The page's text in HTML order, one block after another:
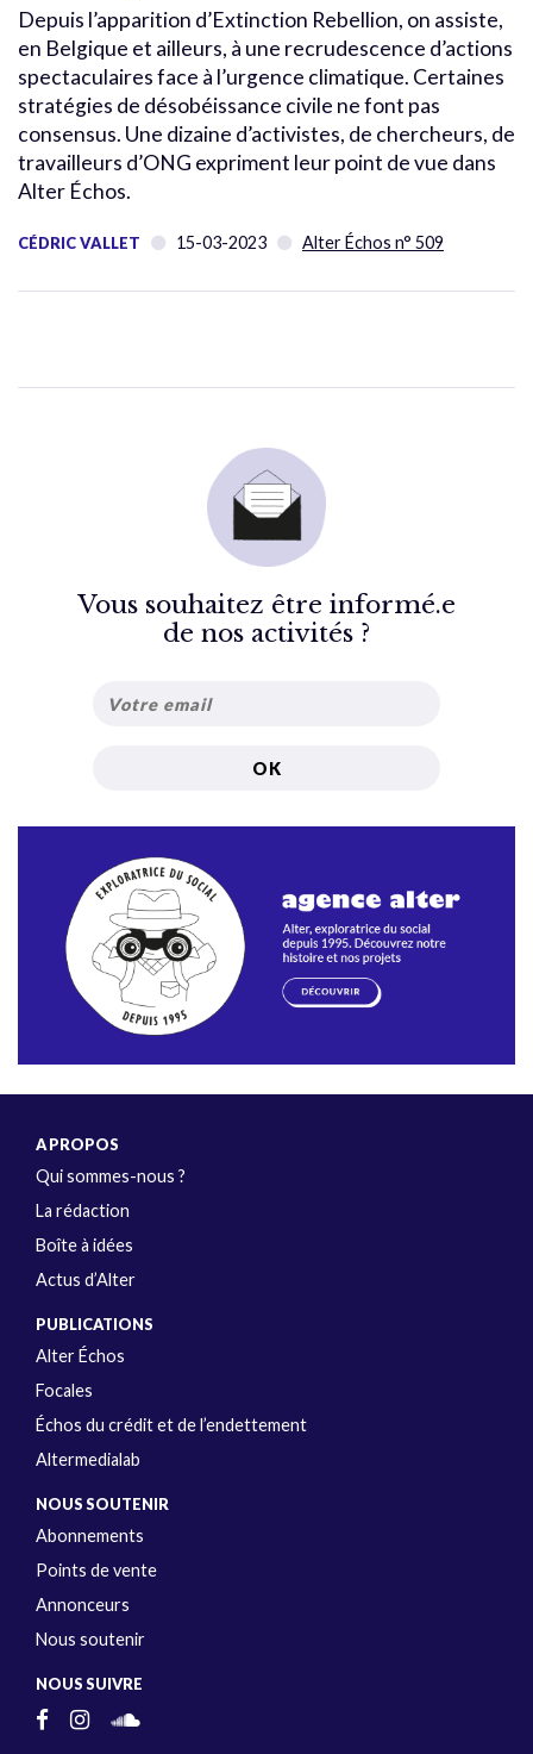
Depuis l’apparition d’Extinction Rebellion, on assiste,
en Belgique et ailleurs, à une recrudescence d’actions
spectaculaires face à l’urgence climatique. Certaines
stratégies de désobéissance civile ne font pas
consensus. Une dizaine d’activistes, de chercheurs, de
travailleurs d’ONG expriment leur point de vue dans
Alter Échos.
CÉDRIC VALLET 15-03-2023 Alter Échos n° 509
Vous souhaitez être informé.e
de nos activités ?
A PROPOS
Qui sommes-nous ?
La rédaction
Boîte à idées
Actus d’Alter
PUBLICATIONS
Alter Échos
Focales
Échos du crédit et de l’endettement
Altermedialab
NOUS SOUTENIR
Abonnements
Points de vente
Annonceurs
Nous soutenir
NOUS SUIVRE